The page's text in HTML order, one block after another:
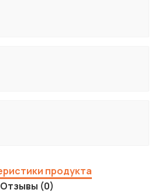
продукта
Отзывы (0)